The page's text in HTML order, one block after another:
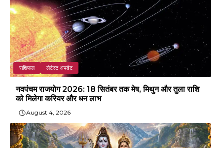
राशिफल लेटेस्ट अपडेट
नवपंचम राजयोग 2026: 18 सितंबर तक मेष, मिथुन और तुला राशि
को मिलेगा करियर और धन लाभ
August 4, 2026